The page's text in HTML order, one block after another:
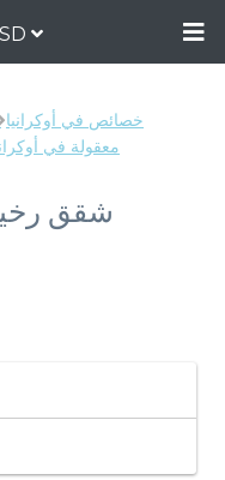
خصائص في أوكرانيا
معقولة في
شقق